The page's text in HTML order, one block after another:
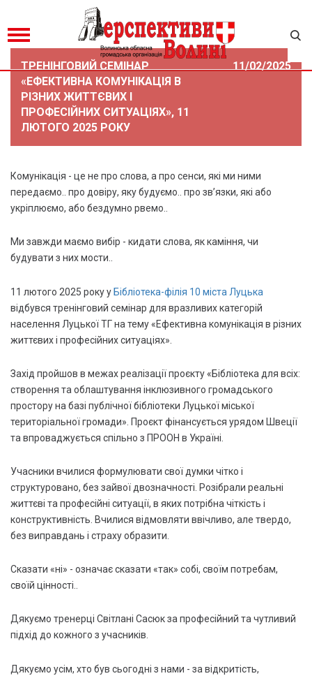
ТРЕНІНГОВИЙ СЕМІНАР
«ЕФЕКТИВНА КОМУНІКАЦІЯ В
РІЗНИХ ЖИТТЄВИХ І
ПРОФЕСІЙНИХ СИТУАЦІЯХ», 11
ЛЮТОГО 2025 РОКУ
11/02/2025
Комунікація - це не про слова, а про сенси, які ми ними
передаємо.. про довіру, яку будуємо.. про зв’язки, які або
укріплюємо, або бездумно рвемо..
Ми завжди маємо вибір - кидати слова, як каміння, чи
будувати з них мости..
11 лютого 2025 року уБібліотека-філія 10 міста Луцька
відбувся тренінговий семінар для вразливих категорій
населення Луцької ТГ на тему «Ефективна комунікація в різних
життєвих і професійних ситуаціях».
Захід пройшов в межах реалізації проєкту «Бібліотека для всіх:
створення та облаштування інклюзивного громадського
простору на базі публічної бібліотеки Луцької міської
територіальної громади». Проєкт фінансується урядом Швеції
та впроваджується спільно з ПРООН в Україні.
Учасники вчилися формулювати свої думки чітко і
структуровано, без зайвої двозначності. Розібрали реальні
життєві та професійні ситуації, в яких потрібна чіткість і
конструктивність. Вчилися відмовляти ввічливо, але твердо,
без виправдань і страху образити.
Сказати «ні» - означає сказати «так» собі, своїм потребам,
своїй цінності..
Дякуємо тренерці Світлані Сасюк за професійний та чутливий
підхід до кожного з учасників.
Дякуємо усім, хто був сьогодні з нами - за відкритість,